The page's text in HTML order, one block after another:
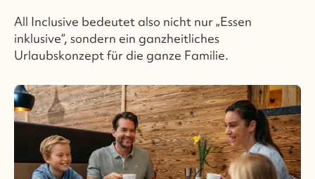
All Inclusive bedeutet also nicht nur „Essen
inklusive“, sondern ein ganzheitliches
Urlaubskonzept für die ganze Familie.